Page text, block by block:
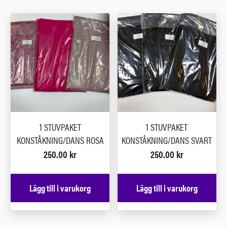
1 STUVPAKET
KONSTÅKNING/DANS ROSA
250.00 kr
Lägg till i varukorg
1 STUVPAKET
KONSTÅKNING/DANS SVART
250.00 kr
Lägg till i varukorg